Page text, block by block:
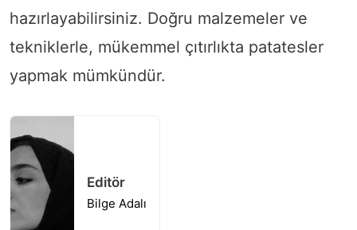
hazırlayabilirsiniz. Doğru malzemeler ve
tekniklerle, mükemmel çıtırlıkta patatesler
yapmak mümkündür.
Editör
Bilge Adalı